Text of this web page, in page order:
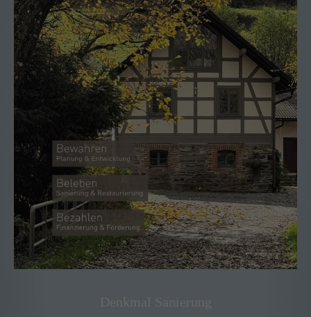
Denkmal Sanierung